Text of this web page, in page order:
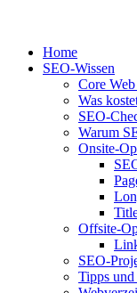
Home
SEO-Wissen
Core
Was
SEO-
Warum
Onsite-
Offsite-
SEO-
Tipps